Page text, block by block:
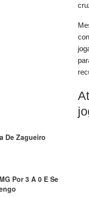
De Zagueiro
Por 3 A 0 E Se